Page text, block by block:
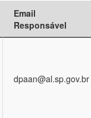
Email
Responsável
dpaan@al.sp.gov.br